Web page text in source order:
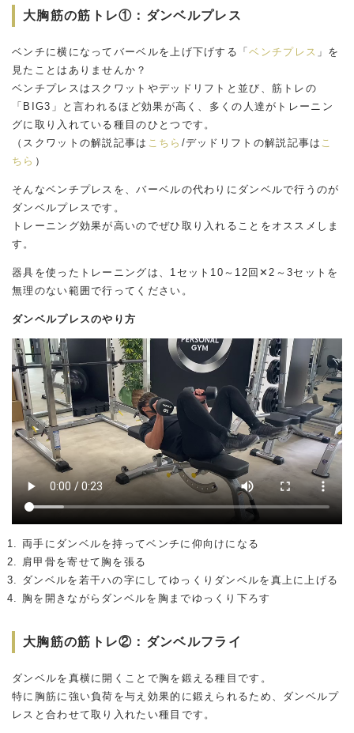
大胸筋の筋トレ①：ダンベルプレス
ベンチに横になってバーベルを上げ下げする「ベンチプレス 」を
見たことはありませんか？
ベンチプレスはスクワットやデッドリフトと並び、筋トレの
「BIG3」と言われるほど効果が高く、多くの人達がトレーニン
グに取り入れている種目のひとつです。
（スクワットの解説記事は こちら /デッドリフトの解説記事は こ
ちら ）
そんなベンチプレスを、バーベルの代わりにダンベルで行うのが
ダンベルプレスです。
トレーニング効果が高いのでぜひ取り入れることをオススメしま
す。
器具を使ったトレーニングは、1セット10～12回✕2～3セットを
無理のない範囲で行ってください。
ダンベルプレスのやり方
両手にダンベルを持ってベンチに仰向けになる
肩甲骨を寄せて胸を張る
ダンベルを若干ハの字にしてゆっくりダンベルを真上に上げる
胸を開きながらダンベルを胸までゆっくり下ろす
大胸筋の筋トレ②：ダンベルフライ
ダンベルを真横に開くことで胸を鍛える種目です。
特に胸筋に強い負荷を与え効果的に鍛えられるため、ダンベルプ
レスと合わせて取り入れたい種目です。